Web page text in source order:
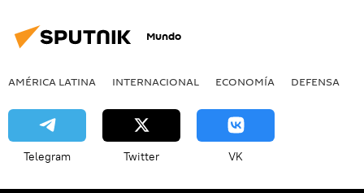
Mundo
AMÉRICA LATINA INTERNACIONAL ECONOMÍA DEFENSA
Telegram Twitter VK